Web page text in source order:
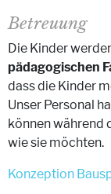
Betreuung
Die Kinder
pädagogischen
dass die Kinder
Unser Personal
können während
wie sie möchten.
Konzeption